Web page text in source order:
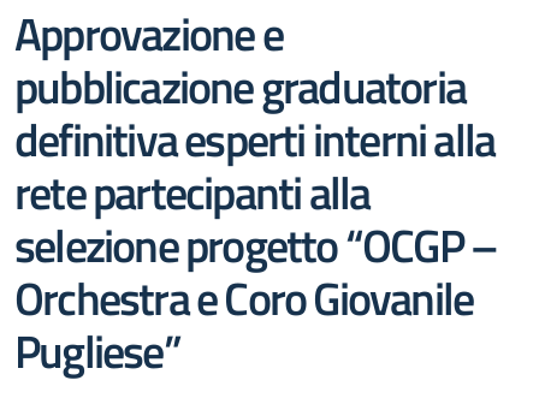
Approvazione e
pubblicazione graduatoria
definitiva esperti interni alla
rete partecipanti alla
selezione progetto “OCGP –
Orchestra e Coro Giovanile
Pugliese”